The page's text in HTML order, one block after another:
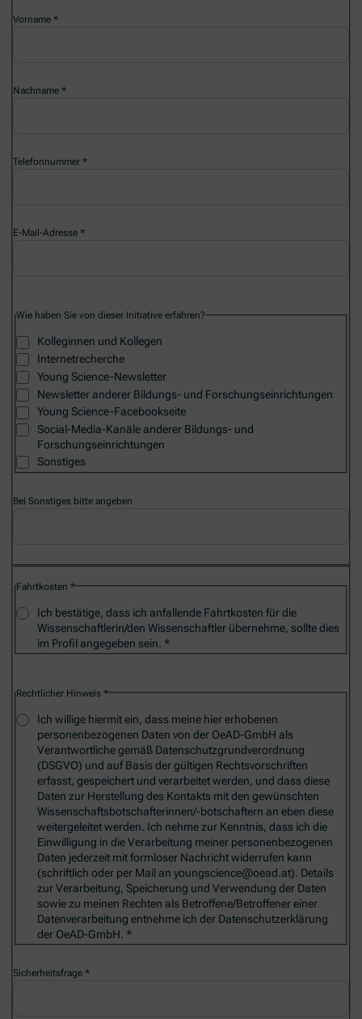
Vorname
Nachname
Telefonnummer
E-Mail-Adresse
Wie haben Sie von dieser Initiative erfahren?
Kolleginnen und Kollegen
Internetrecherche
Young Science-Newsletter
Newsletter anderer Bildungs- und Forschungseinrichtungen
Young Science-Facebookseite
Social-Media-Kanäle anderer Bildungs- und
Forschungseinrichtungen
Sonstiges
Bei Sonstiges bitte angeben
Fahrtkosten
Ich bestätige, dass ich anfallende Fahrtkosten für die
Wissenschaftlerin/den Wissenschaftler übernehme, sollte dies
im Profil angegeben sein.
Rechtlicher Hinweis
Ich willige hiermit ein, dass meine hier erhobenen
personenbezogenen Daten von der OeAD-GmbH als
Verantwortliche gemäß Datenschutzgrundverordnung
(DSGVO) und auf Basis der gültigen Rechtsvorschriften
erfasst, gespeichert und verarbeitet werden, und dass diese
Daten zur Herstellung des Kontakts mit den gewünschten
Wissenschaftsbotschafterinnen/-botschaftern an eben diese
weitergeleitet werden. Ich nehme zur Kenntnis, dass ich die
Einwilligung in die Verarbeitung meiner personenbezogenen
Daten jederzeit mit formloser Nachricht widerrufen kann
(schriftlich oder per Mail an youngscience@oead.at). Details
zur Verarbeitung, Speicherung und Verwendung der Daten
sowie zu meinen Rechten als Betroffene/Betroffener einer
Datenverarbeitung entnehme ich der Datenschutzerklärung
der OeAD-GmbH.
Sicherheitsfrage